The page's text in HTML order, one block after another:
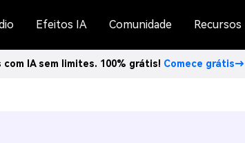
Efeitos IA Comunidade Recursos
com IA sem limites. 100% grátis! Comece grátis→